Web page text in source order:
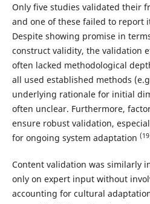
Only five studies validated their
and one of these failed to report
Despite showing promise in
construct validity, the validation
often lacked methodological
all used established methods
underlying rationale for initial
often unclear. Furthermore,
ensure robust validation,
for ongoing system adaptation
Content validation was similarly
only on expert input without
accounting for cultural